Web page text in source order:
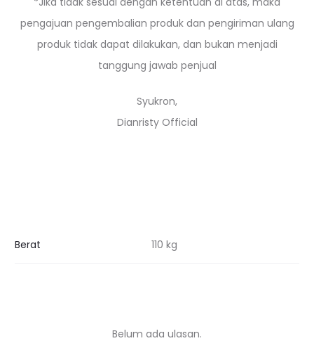
pengajuan pengembalian produk dan pengiriman ulang
produk tidak dapat dilakukan, dan bukan menjadi
tanggung jawab penjual
Syukron,
Dianristy Official
Berat 110 kg
Belum ada ulasan.